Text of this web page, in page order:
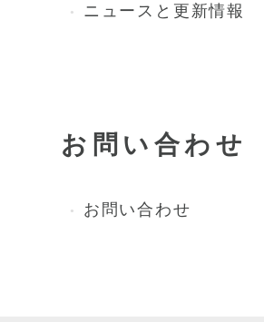
ニュースと更新情報
お問い合わせ
お問い合わせ